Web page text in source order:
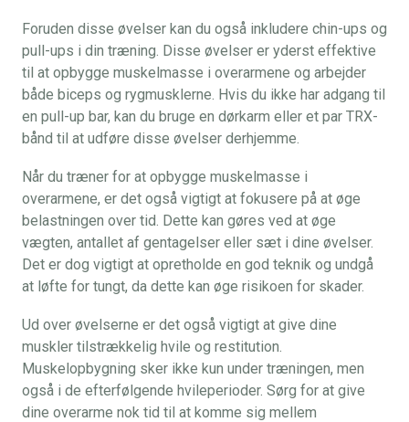
Foruden disse øvelser kan du også inkludere chin-ups og
pull-ups i din træning. Disse øvelser er yderst effektive
til at opbygge muskelmasse i overarmene og arbejder
både biceps og rygmusklerne. Hvis du ikke har adgang til
en pull-up bar, kan du bruge en dørkarm eller et par TRX-
bånd til at udføre disse øvelser derhjemme.
Når du træner for at opbygge muskelmasse i
overarmene, er det også vigtigt at fokusere på at øge
belastningen over tid. Dette kan gøres ved at øge
vægten, antallet af gentagelser eller sæt i dine øvelser.
Det er dog vigtigt at opretholde en god teknik og undgå
at løfte for tungt, da dette kan øge risikoen for skader.
Ud over øvelserne er det også vigtigt at give dine
muskler tilstrækkelig hvile og restitution.
Muskelopbygning sker ikke kun under træningen, men
også i de efterfølgende hvileperioder. Sørg for at give
dine overarme nok tid til at komme sig mellem